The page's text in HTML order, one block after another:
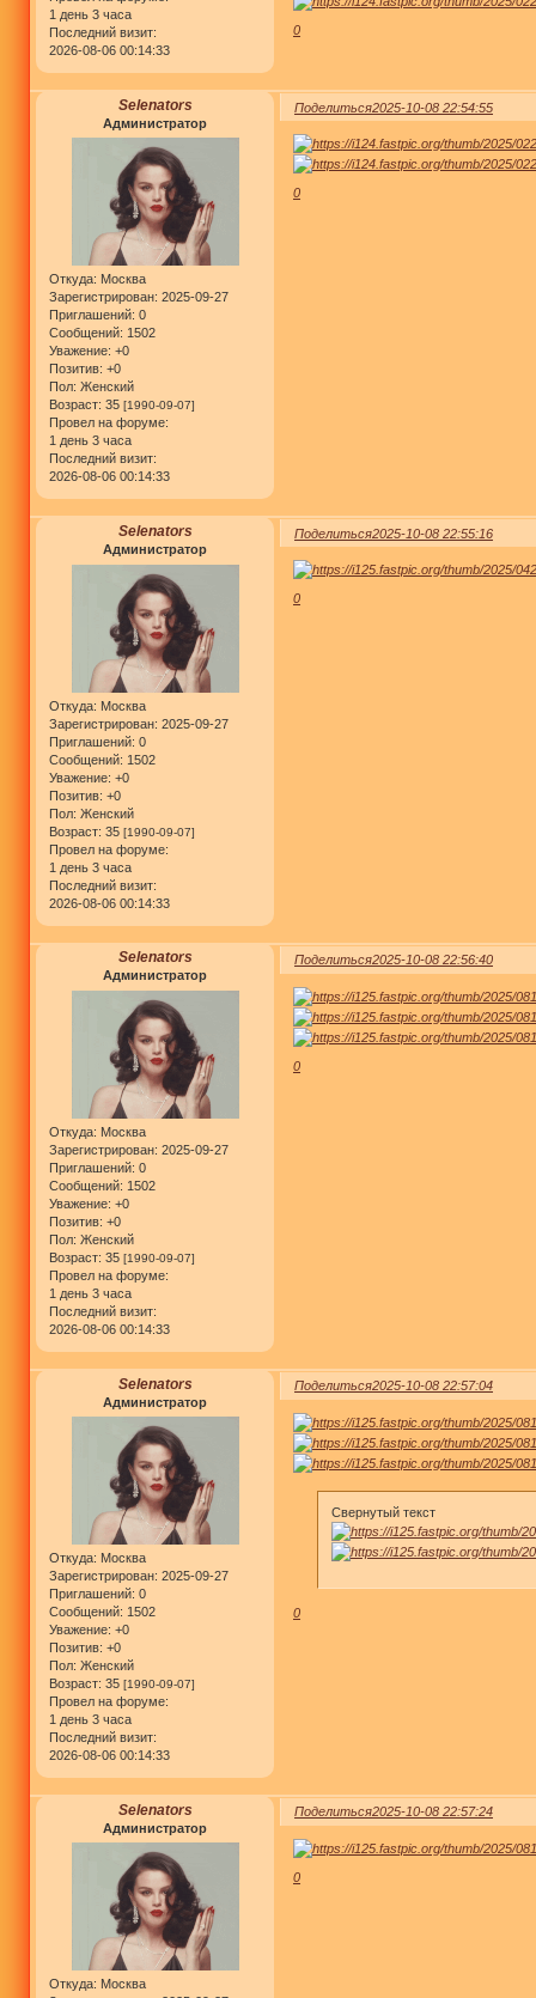
1 день 3 часа
Последний визит:
2026-08-06 00:14:33
0
Поделиться2025-10-08 22:54:55
Selenators
Администратор
Откуда: Москва
Зарегистрирован: 2025-09-27
Приглашений: 0
Сообщений: 1502
Уважение: +0
Позитив: +0
Пол: Женский
Возраст: 35 [1990-09-07]
Провел на форуме:
1 день 3 часа
Последний визит:
2026-08-06 00:14:33
0
Поделиться2025-10-08 22:55:16
Selenators
Администратор
Откуда: Москва
Зарегистрирован: 2025-09-27
Приглашений: 0
Сообщений: 1502
Уважение: +0
Позитив: +0
Пол: Женский
Возраст: 35 [1990-09-07]
Провел на форуме:
1 день 3 часа
Последний визит:
2026-08-06 00:14:33
0
Поделиться2025-10-08 22:56:40
Selenators
Администратор
Откуда: Москва
Зарегистрирован: 2025-09-27
Приглашений: 0
Сообщений: 1502
Уважение: +0
Позитив: +0
Пол: Женский
Возраст: 35 [1990-09-07]
Провел на форуме:
1 день 3 часа
Последний визит:
2026-08-06 00:14:33
0
Поделиться2025-10-08 22:57:04
Selenators
Администратор
Откуда: Москва
Зарегистрирован: 2025-09-27
Приглашений: 0
Сообщений: 1502
Уважение: +0
Позитив: +0
Пол: Женский
Возраст: 35 [1990-09-07]
Провел на форуме:
1 день 3 часа
Последний визит:
2026-08-06 00:14:33
Свернутый текст
0
Поделиться2025-10-08 22:57:24
Selenators
Администратор
Откуда: Москва
0